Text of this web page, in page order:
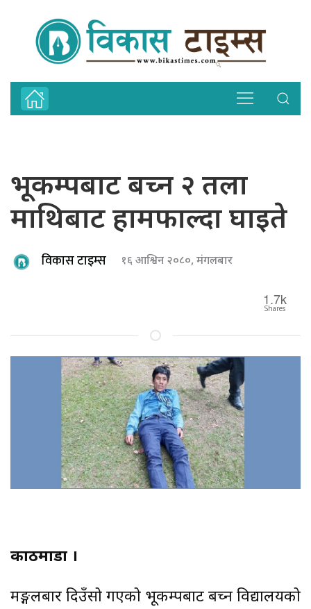
भूकम्पबाट बच्न २ तला
माथिबाट हामफाल्दा घाइते
विकास टाइम्स १६ आश्विन २०८०, मंगलबार
1.7k
Shares
काठमाडौं ।
मङ्गलबार दिउँसो गएको भूकम्पबाट बच्न विद्यालयको